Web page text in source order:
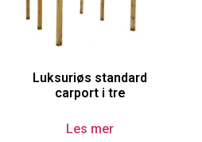
Luksuriøs standard
carport i tre
Les mer